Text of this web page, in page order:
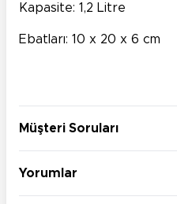
Kapasite: 1,2 Litre
Ebatları: 10 x 20 x 6 cm
Müşteri Soruları
Yorumlar